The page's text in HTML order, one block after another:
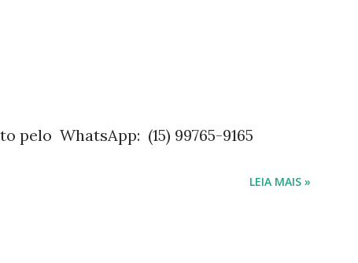
Mensagens Diárias 4 -
Mensagens Diárias 6 -
O livro mensagens diárias traz
também escreve para o Presente
pelo WhatsApp: (15) 99765-9165
LEIA MAIS »